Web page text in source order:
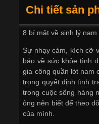
Chi tiết sản
8 bí mật về sinh lý nam
Sự nhạy cảm, kích cỡ
báo về sức khỏe tình
gia công quần lót nam
trọng quyết định tình
trong cuộc sống hàng
ông nên biết để theo
của mình.